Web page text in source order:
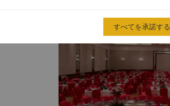
すべてを承諾する